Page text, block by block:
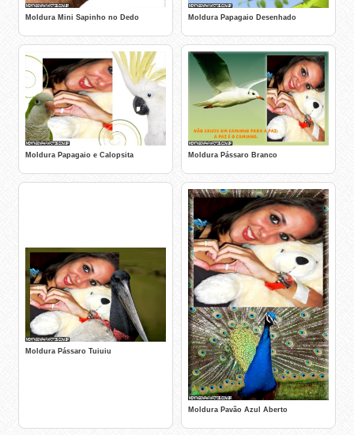
Moldura Mini Sapinho no Dedo Moldura Papagaio Desenhado
Moldura Papagaio e Calopsita Moldura Pássaro Branco
Moldura Pássaro Tuiuiu
Moldura Pavão Azul Aberto